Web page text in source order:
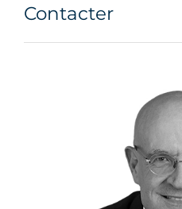
Contacter